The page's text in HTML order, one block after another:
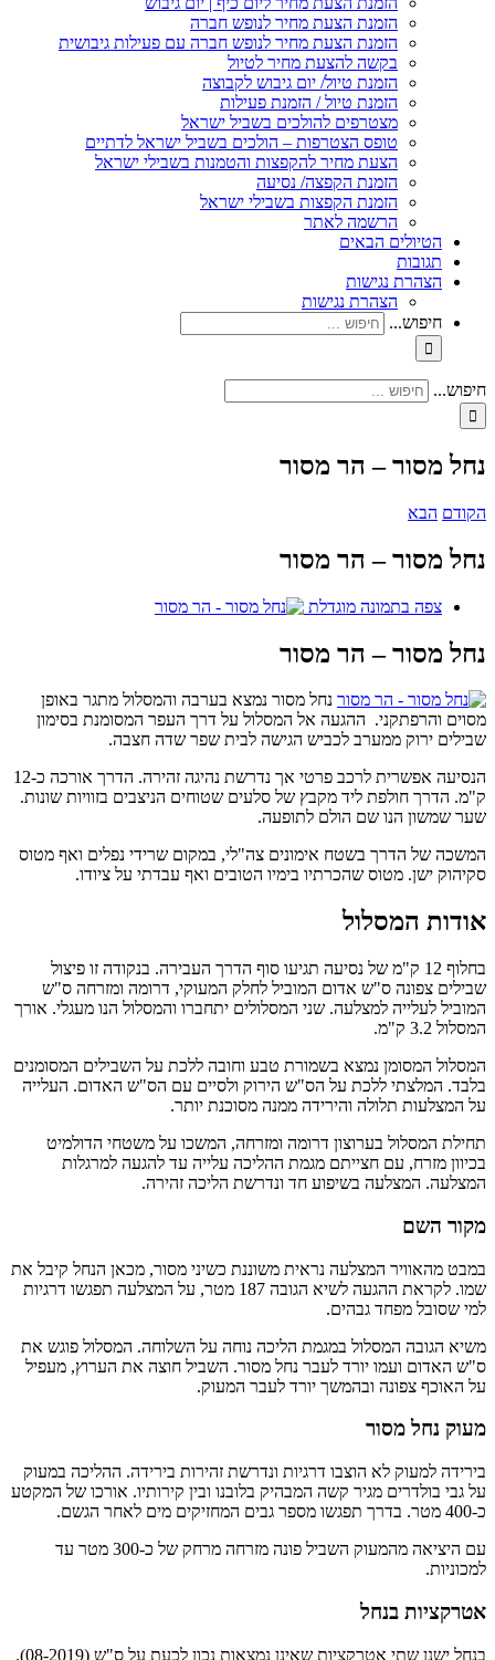
הזמנת הצעת מחיר לנופש חברה
הזמנת הצעת מחיר לנופש חברה עם פעילות גיבושית
בקשה להצעת מחיר לטיול
הזמנת טיול/ יום גיבוש לקבוצה
הזמנת טיול / הזמנת פעילות
מצטרפים להולכים בשביל ישראל
טופס הצטרפות – הולכים בשביל ישראל לדתיים
הצעת מחיר להקפצות והטמנות בשבילי ישראל
הזמנת הקפצה/ נסיעה
הזמנת הקפצות בשבילי ישראל
הרשמה לאתר
הטיולים הבאים
תגובות
הצהרת נגישות
הצהרת נגישות
חיפוש...
חיפוש...
נחל מסור – הר מסור
הקודם הבא
נחל מסור – הר מסור
צפה בתמונה מוגדלת
נחל מסור – הר מסור
נחל מסור נמצא בערבה והמסלול מתגר באופן
מסוים והרפתקני. ההגעה אל המסלול על דרך העפר המסומנת בסימון
שבילים ירוק ממערב לכביש הגישה לבית שפר שדה חצבה.
הנסיעה אפשרית לרכב פרטי אך נדרשת נהיגה זהירה. הדרך אורכה כ-12
ק"מ. הדרך חולפת ליד מקבץ של סלעים שטוחים הניצבים בזוויות שונות.
שער שמשון הנו שם הולם לתופעה.
המשכה של הדרך בשטח אימונים צה"לי, במקום שרידי נפלים ואף מטוס
סקיהוק ישן. מטוס שהכרתיו בימיו הטובים ואף עבדתי על ציודו.
אודות המסלול
בחלוף 12 ק"מ של נסיעה תגיעו סוף הדרך העבירה. בנקודה זו פיצול
שבילים צפונה ס"ש אדום המוביל לחלק המעוקי, דרומה ומזרחה ס"ש
המוביל לעלייה למצלעה. שני המסלולים יתחברו והמסלול הנו מעגלי. אורך
המסלול 3.2 ק"מ.
המסלול המסומן נמצא בשמורת טבע וחובה ללכת על השבילים המסומנים
בלבד. המלצתי ללכת על הס"ש הירוק ולסיים עם הס"ש האדום. העלייה
על המצלעות תלולה והירידה ממנה מסוכנת יותר.
תחילת המסלול בערוצון דרומה ומזרחה, המשכו על משטחי הדולמיט
בכיוון מזרח, עם חצייתם מגמת ההליכה עלייה עד להגעה למרגלות
המצלעה. המצלעה בשיפוע חד ונדרשת הליכה זהירה.
מקור השם
במבט מהאוויר המצלעה נראית משוננת כשיני מסור, מכאן הנחל קיבל את
שמו. לקראת ההגעה לשיא הגובה 187 מטר, על המצלעה תפגשו דרגיות
למי שסובל מפחד גבהים.
משיא הגובה המסלול במגמת הליכה נוחה על השלוחה. המסלול פוגש את
ס"ש האדום ועמו יורד לעבר נחל מסור. השביל חוצה את הערוץ, מעפיל
על האוכף צפונה ובהמשך יורד לעבר המעוק.
מעוק נחל מסור
בירידה למעוק לא הוצבו דרגיות ונדרשת זהירות בירידה. ההליכה במעוק
על גבי בולדרים מגיר קשה המבהיק בלובנו ובין קירותיו. אורכו של המקטע
כ-400 מטר. בדרך תפגשו מספר גבים המחזיקים מים לאחר הגשם.
עם היציאה מהמעוק השביל פונה מזרחה מרחק של כ-300 מטר עד
למכוניות.
אטרקציות בנחל
בנחל ישנן שתי אטרקציות שאינן נמצאות נכון לכעת על ס"ש (08-2019).